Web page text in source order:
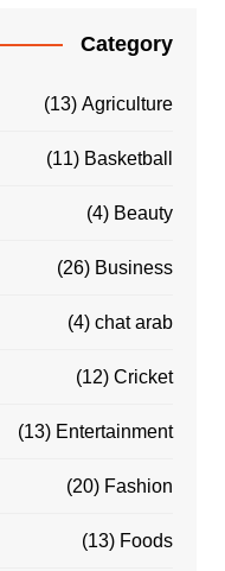
Category
Agriculture
(13)
Basketball
(11)
Beauty
(4)
Business
(26)
chat arab
(4)
Cricket
(12)
Entertainment
(13)
Fashion
(20)
Foods
(13)